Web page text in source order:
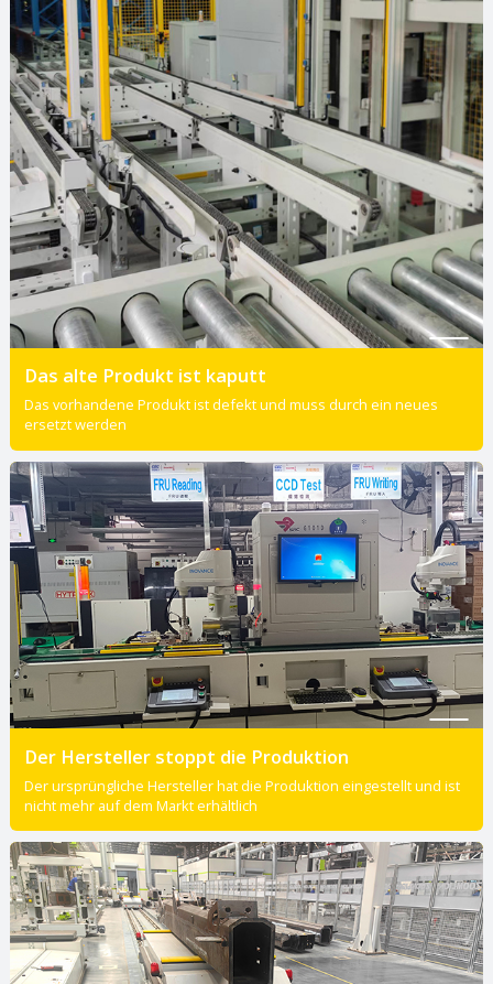
Das alte Produkt ist kaputt
Das vorhandene Produkt ist defekt und muss durch ein neues
ersetzt werden
Der Hersteller stoppt die Produktion
Der ursprüngliche Hersteller hat die Produktion eingestellt und ist
nicht mehr auf dem Markt erhältlich